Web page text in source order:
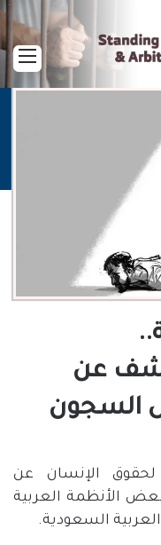
عن
السجون
الإنسان عن
الأنظمة العربية
السعودية.